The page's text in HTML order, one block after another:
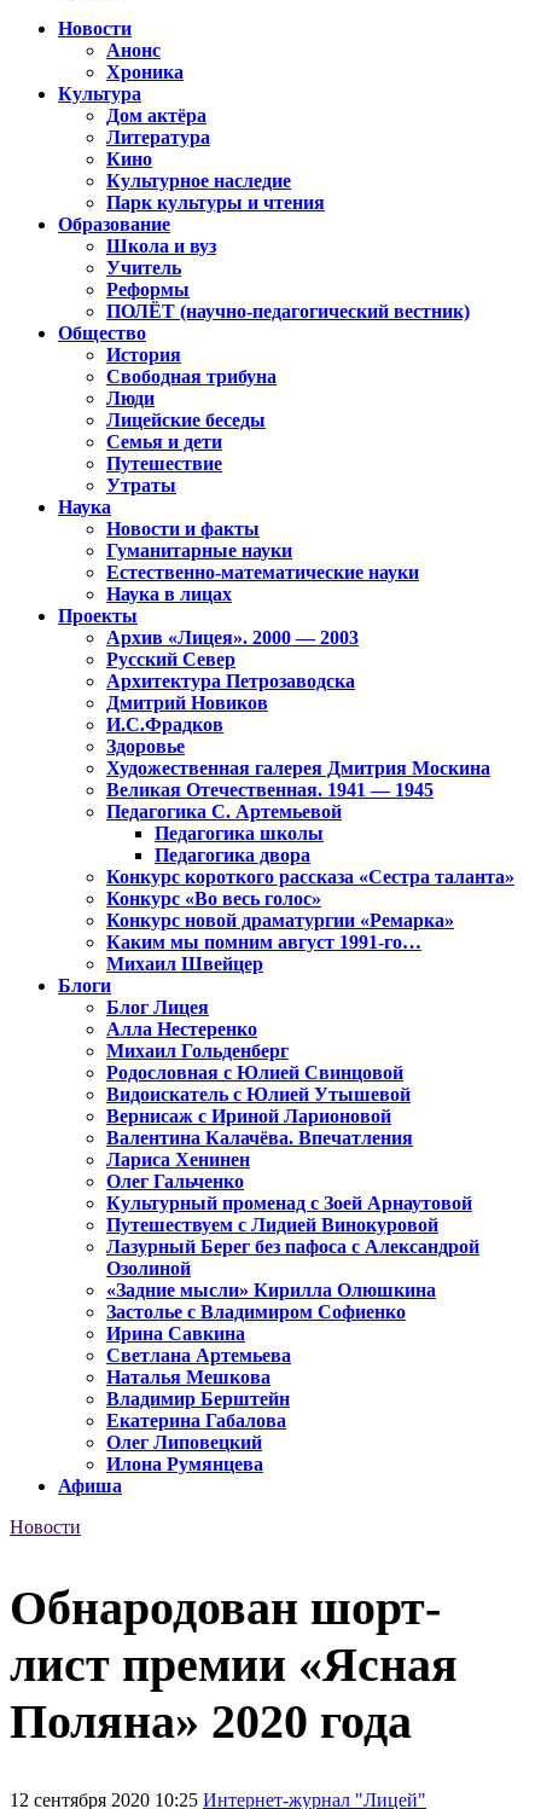
Новости
Анонс
Хроника
Культура
Дом актёра
Литература
Кино
Культурное наследие
Парк культуры и чтения
Образование
Школа и вуз
Учитель
Реформы
ПОЛЁТ (научно-педагогический вестник)
Общество
История
Свободная трибуна
Люди
Лицейские беседы
Семья и дети
Путешествие
Утраты
Наука
Новости и факты
Гуманитарные науки
Естественно-математические науки
Наука в лицах
Проекты
Архив «Лицея». 2000 — 2003
Русский Север
Архитектура Петрозаводска
Дмитрий Новиков
И.С.Фрадков
Здоровье
Художественная галерея Дмитрия Москина
Великая Отечественная. 1941 — 1945
Педагогика С. Артемьевой
Педагогика школы
Педагогика двора
Конкурс короткого рассказа «Сестра таланта»
Конкурс «Во весь голос»
Конкурс новой драматургии «Ремарка»
Каким мы помним август 1991-го…
Михаил Швейцер
Блоги
Блог Лицея
Алла Нестеренко
Михаил Гольденберг
Родословная с Юлией Свинцовой
Видоискатель с Юлией Утышевой
Вернисаж с Ириной Ларионовой
Валентина Калачёва. Впечатления
Лариса Хенинен
Олег Гальченко
Культурный променад с Зоей Арнаутовой
Путешествуем с Лидией Винокуровой
Лазурный Берег без пафоса с Александрой
Озолиной
«Задние мысли» Кирилла Олюшкина
Застолье с Владимиром Софиенко
Ирина Савкина
Светлана Артемьева
Наталья Мешкова
Владимир Берштейн
Екатерина Габалова
Олег Липовецкий
Илона Румянцева
Афиша
Новости
Обнародован шорт-
лист премии «Ясная
Поляна» 2020 года
12 сентября 2020 10:25 Интернет-журнал "Лицей"